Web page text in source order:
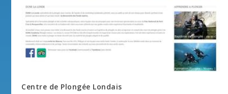
Centre de Plongée Londais